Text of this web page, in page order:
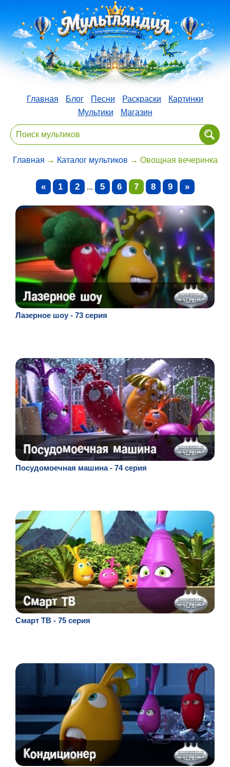
Главная Блог Песни Раскраски
Картинки
Мультики
Магазин
Главная → Каталог мультиков → Овощная вечеринка
« 1 2 ... 5 6 7 8 9 »
Лазерное шоу - 73 серия
Посудомоечная машина - 74 серия
Смарт ТВ - 75 серия